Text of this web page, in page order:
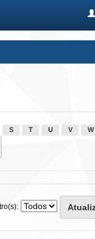
S T U V W